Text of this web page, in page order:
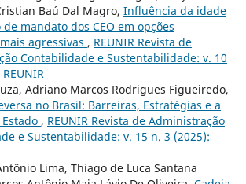
Baú Dal Magro, Influência da idade
mandato dos CEO em opções
agressivas , REUNIR Revista de
Contabilidade e Sustentabilidade: v. 10
Adriano Marcos Rodrigues Figueiredo,
no Brasil: Barreiras, Estratégias e a
, REUNIR Revista de Administração
e Sustentabilidade: v. 15 n. 3 (2025):
Lima, Thiago de Luca Santana